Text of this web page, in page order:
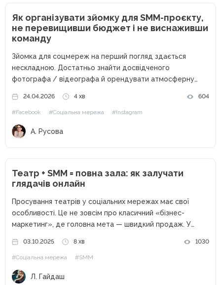
Як організувати зйомку для SMM-проєкту,
не перевищивши бюджет і не виснаживши
команду
Зйомка для соцмереж на перший погляд здається
нескладною. Достатньо знайти досвідченого
фотографа / відеографа й орендувати атмосферну
виявляється згодом… Цілком можливі перевитрати
бюджету. Якщо не вистачає реквізиту, техніки чи коштів
для...
24.04.2026 4 хв 604
#Facebook #Соціальна мережа #Instagram
А. Русова
Театр + SMM = повна зала: як залучати
глядачів онлайн
Просування театрів у соціальних мережах має свої
особливості. Це не зовсім про класичний «бізнес-
маркетинг», де головна мета — швидкий продаж. У
мистецтвом і спільнотою. Тут важливо не просто
заповнити залу глядачами, а...
03.10.2025 8 хв 1030
#Соціальна мережа #SMM
Л. Гайдаш